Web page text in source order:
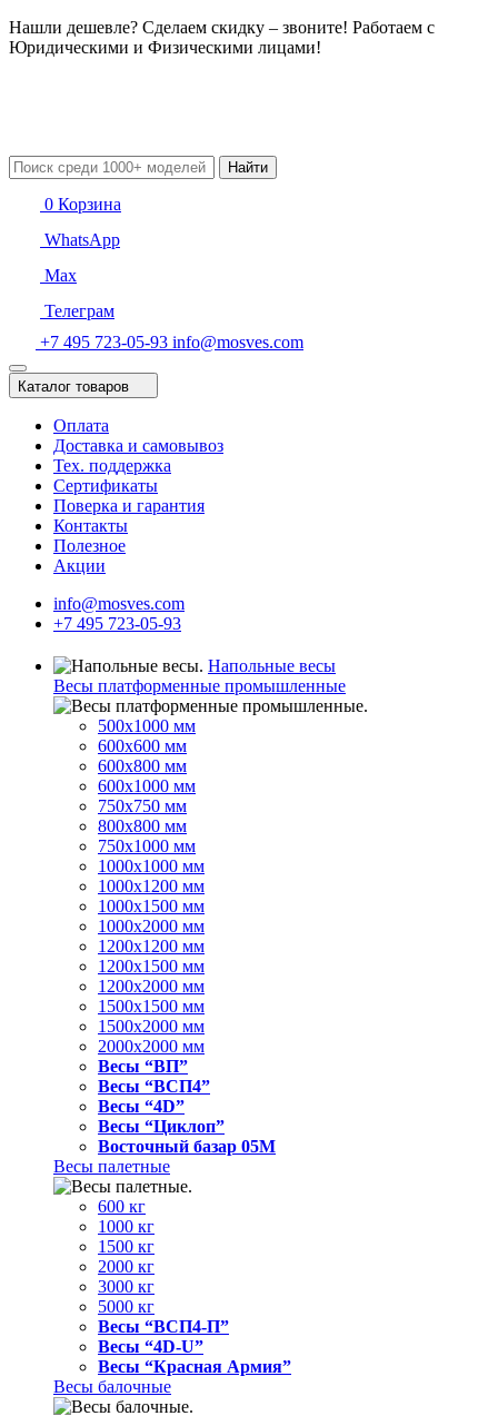
Нашли дешевле? Сделаем скидку – звоните! Работаем с
Юридическими и Физическими лицами!
Найти
0 Корзина
WhatsApp
Max
Телеграм
+7 495 723-05-93 info@mosves.com
Каталог товаров
Оплата
Доставка и самовывоз
Тех. поддержка
Сертификаты
Поверка и гарантия
Контакты
Полезное
Акции
info@mosves.com
+7 495 723-05-93
Напольные весы
Весы платформенные промышленные
500x1000 мм
600x600 мм
600x800 мм
600x1000 мм
750x750 мм
800x800 мм
750x1000 мм
1000x1000 мм
1000x1200 мм
1000x1500 мм
1000x2000 мм
1200x1200 мм
1200x1500 мм
1200x2000 мм
1500x1500 мм
1500x2000 мм
2000x2000 мм
Весы “ВП”
Весы “ВСП4”
Весы “4D”
Весы “Циклоп”
Восточный базар 05M
Весы палетные
600 кг
1000 кг
1500 кг
2000 кг
3000 кг
5000 кг
Весы “ВСП4-П”
Весы “4D-U”
Весы “Красная Армия”
Весы балочные